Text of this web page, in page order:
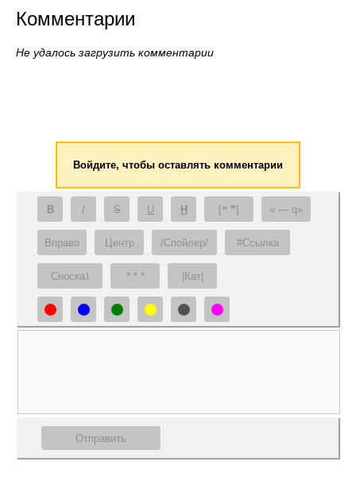
Комментарии
Не удалось загрузить комментарии
Войдите, чтобы оставлять комментарии
B I S U H [❝ ❞] — q
Вправо Центр /Спойлер/ #Ссылка
Сноска1 * * * |Кат|